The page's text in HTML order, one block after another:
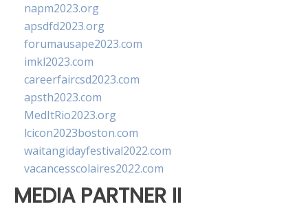
napm2023.org
apsdfd2023.org
forumausape2023.com
imkl2023.com
careerfaircsd2023.com
apsth2023.com
MedItRio2023.org
lcicon2023boston.com
waitangidayfestival2022.com
vacancesscolaires2022.com
MEDIA PARTNER II